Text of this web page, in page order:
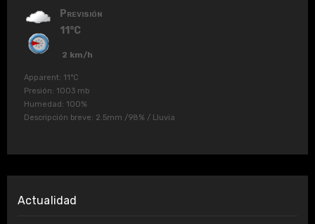
Previsión
11°C
2 km/h
Apparent: 11°C
Presión: 1003 mb
Humedad: 100%
Descripción breve: 2.5mm /98% / Lluvia
Actualidad